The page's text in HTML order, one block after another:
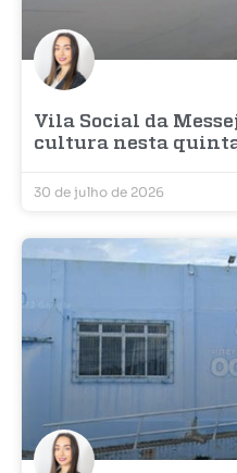
Vila Social da
cultura nesta
30 de julho de 2026